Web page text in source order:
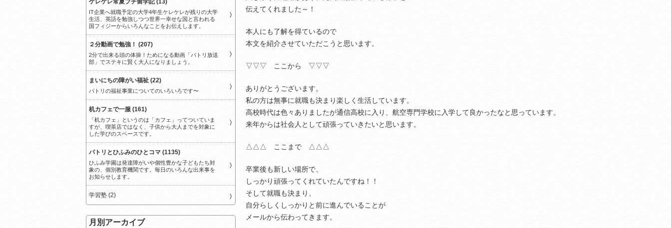
伝えてくれました～！
本人にも了解を得ているので
本文を紹介させていただこうと思います。
▽▽▽ ここから ▽▽▽
ありがとうございます。
私の方は無事に就職も決まり楽しく生活しています。
高校時代は色々ありましたが通信高校に入り、航空専門学校に入学して良かったなと思っています。
来年からは社会人として頑張っていきたいと思います。
△△△ ここまで △△△
卒業後も新しい場所で、
しっかり頑張ってくれていたんですね！！
そして就職も決まり、
自分らしくしっかりと前に進んでいることが
メールから伝わってきます。
ケレケレ常夏プチ留学記 (13)
IT企業へ就職予定の大学4年生ケレケレが残りの大学
生活、英語を勉強しつつ世界一幸せな国と言われる
国フィジーからいろんなことをお伝えします。
２分動画で勉強！ (207)
2分で出来る頭の体操！ためになる動画「パトリ放送
部」でステキに賢く大人になりましょう。
まいにちの障がい福祉 (22)
パトリの福祉事業についてのいろいろです〜
机カフェで一服 (161)
「机カフェ」というのは「カフェ」ってついていま
すが、喫茶店ではなく、子供から大人までを対象に
した学びのスペースです。
パトリとひふみのひとコマ (1135)
ひふみ学園は発達障がいや個性豊かな子どもたち対
象の、個別教育機関です。毎日のいろんな出来事を
お知らせします。
学習塾 (2)
月別アーカイブ